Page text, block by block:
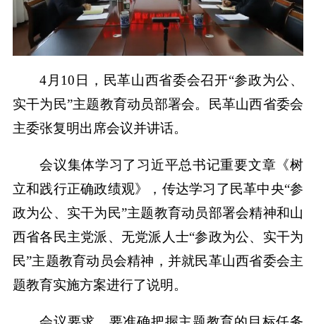
4月10日，民革山西省委会召开“参政为公、
实干为民”主题教育动员部署会。民革山西省委会
主委张复明出席会议并讲话。
会议集体学习了习近平总书记重要文章《树
立和践行正确政绩观》，传达学习了民革中央“参
政为公、实干为民”主题教育动员部署会精神和山
西省各民主党派、无党派人士“参政为公、实干为
民”主题教育动员会精神，并就民革山西省委会主
题教育实施方案进行了说明。